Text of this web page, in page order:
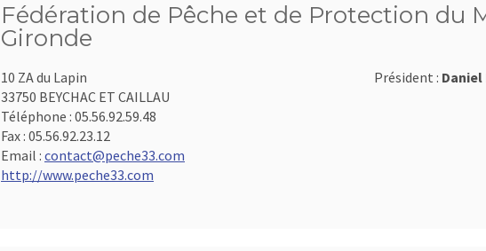
Fédération de Pêche et de Protection du
Gironde
10 ZA du Lapin
33750 BEYCHAC ET CAILLAU
Téléphone : 05.56.92.59.48
Fax : 05.56.92.23.12
Email : contact@peche33.com
http://www.peche33.com
Président : Daniel